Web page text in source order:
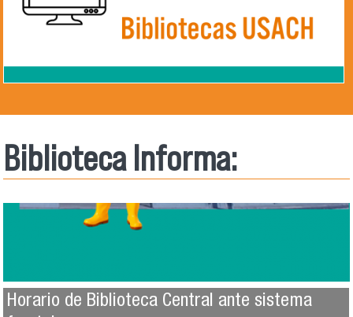
Biblioteca Informa:
Horario de Biblioteca Central ante sistema